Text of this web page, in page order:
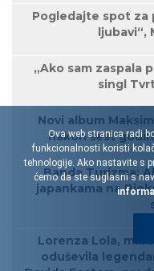
Pogledajte spot za
ljubavi“,
„Ako sam zaspala
singl
Novi album
nakon šest
Banda Turizma:
japankama na
Lorenza Lola,
oduševila
Ova web stranica radi
funkcionalnosti koristi
tehnologije. Ako nastavite s
ćemo da ste suglasni s